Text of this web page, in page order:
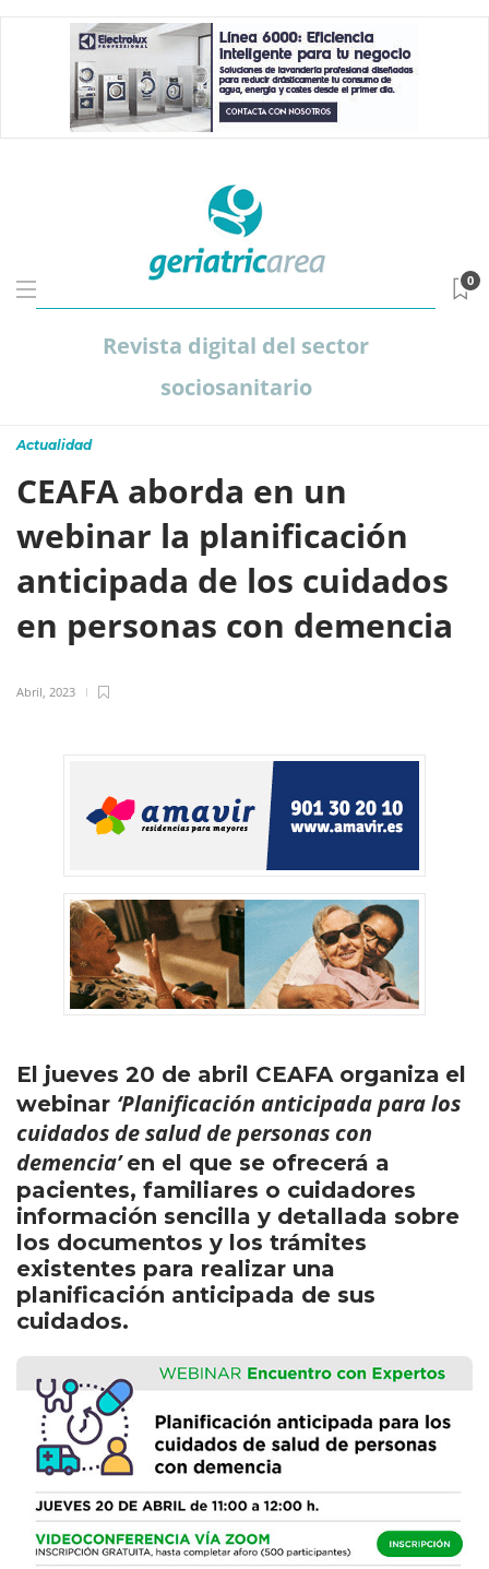
Revista digital del sector
sociosanitario
0
Actualidad
CEAFA aborda en un
webinar la planificación
anticipada de los cuidados
en personas con demencia
Abril, 2023
El jueves 20 de abril CEAFA organiza el
webinar ‘Planificación anticipada para los
cuidados de salud de personas con
demencia’en el que se ofrecerá a
pacientes, familiares o cuidadores
información sencilla y detallada sobre
los documentos y los trámites
existentes para realizar una
planificación anticipada de sus
cuidados.